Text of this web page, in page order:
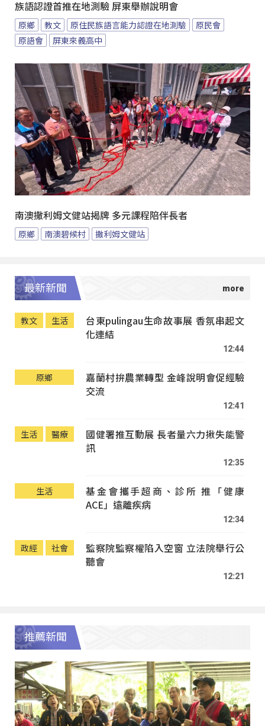
族語認證首推在地測驗 屏東舉辦說明會
原鄉 教文 原住民族語言能力認證在地測驗
原民會
原語會
屏東來義高中
南澳撒利姆文健站揭牌 多元課程陪伴長者
原鄉 南澳碧候村 撒利姆文健站
最新新聞
教文 生活
台東pulingau生命故事展 香氛串起文
化連結
12:44
原鄉
嘉蘭村拚農業轉型 金峰說明會促經驗
交流
12:41
生活 醫療
國健署推互動展 長者量六力揪失能警
訊
12:35
生活
基金會攜手超商、診所 推「健康
ACE」遠離疾病
12:34
政經 社會
監察院監察權陷入空窗 立法院舉行公
聽會
12:21
推薦新聞